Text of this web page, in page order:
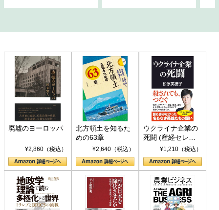
廃墟のヨーロッパ
¥2,860（税込）
北方領土を知るた
めの63章
¥2,640（税込）
ウクライナ企業の
死闘 (産経セレク
ト S 039)¥1,210（税込）